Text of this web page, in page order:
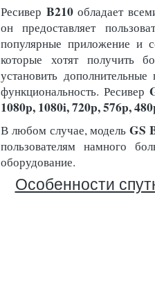
Ресивер B210обладает
он предоставляет
популярные приложение и
которые хотят получить
установить
функциональность. Ресивер
1080p, 1080i, 720p, 576p,
В любом случае, модельGS
пользователям намного
оборудование.
Особенности